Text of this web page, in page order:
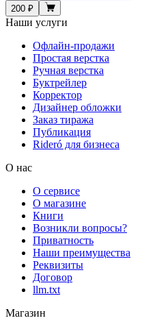
200 ₽
Наши услуги
Офлайн-продажи
Простая верстка
Ручная верстка
Буктрейлер
Корректор
Дизайнер обложки
Заказ тиража
Публикация
Rideró для бизнеса
О нас
О сервисе
О магазине
Книги
Возникли вопросы?
Приватность
Наши преимущества
Реквизиты
Договор
llm.txt
Магазин